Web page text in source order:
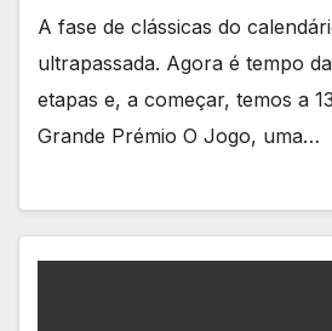
A fase de clássicas do
ultrapassada. Agora é tempo
etapas e, a começar, temos a
Grande Prémio O Jogo, uma…